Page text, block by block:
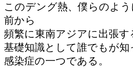
このデング熱、僕らのよ
前から
頻繁に東南アジアに出張
基礎知識として誰でもが
感染症の一つである。